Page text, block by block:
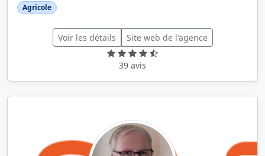
Agricole
Voir les détails Site web de l'agence
39 avis